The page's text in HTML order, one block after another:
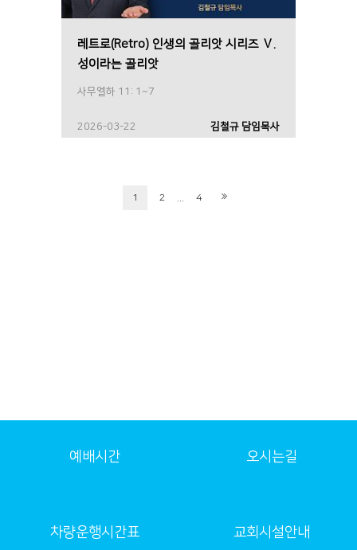
레트로(Retro) 인생의 골리앗 시리즈 Ⅴ.
성이라는 골리앗
사무엘하 11: 1~7
2026-03-22 김철규 담임목사
1 2 4
예배시간 오시는길
차량운행시간표 교회시설안내